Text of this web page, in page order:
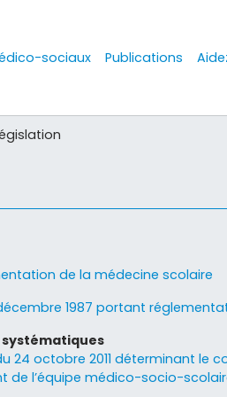
sociaux Publications
de la médecine scolaire
1987 portant
systématiques
24 octobre 2011 déterminant le
de l’équipe médico-socio-